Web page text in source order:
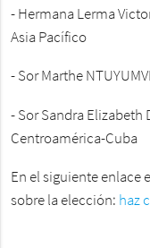
- Hermana Lerma
Asia Pacífico
- Sor Marthe
- Sor Sandra Elizabeth
Centroamérica-Cuba
En el siguiente
sobre la elección: haz